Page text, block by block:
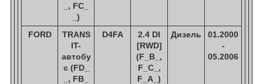
_, FC_
_)
FORD
TRANS
IT-
автобу
с (FD_
_, FB_
D4FA
2.4 DI
[RWD]
(F_B_,
F_C_,
F_A_)
Дизель
01.2000
-
05.2006